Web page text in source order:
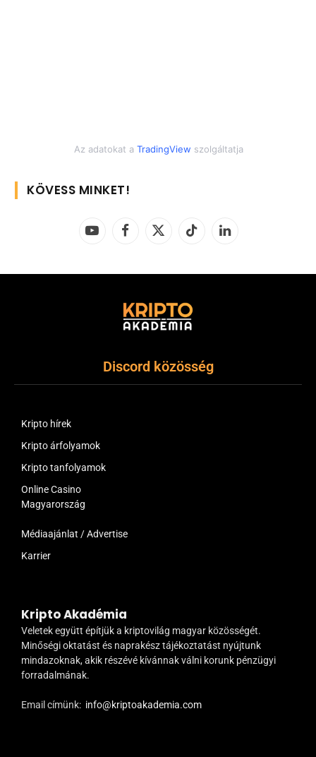
Az adatokat a TradingView szolgáltatja
KÖVESS MINKET!
YouTubeFacebook
X
TikTok LinkedIn
Discord közösség
Kripto hírek
Kripto árfolyamok
Kripto tanfolyamok
Online Casino
Magyarország
Médiaajánlat / Advertise
Karrier
Kripto Akadémia
Veletek együtt építjük a kriptovilág magyar közösségét.
Minőségi oktatást és naprakész tájékoztatást nyújtunk
mindazoknak, akik részévé kívánnak válni korunk pénzügyi
forradalmának.
Email címünk: info@kriptoakademia.com